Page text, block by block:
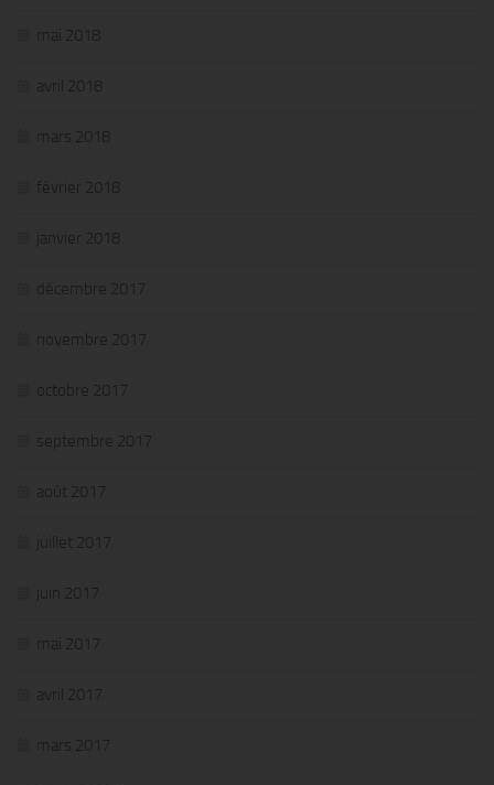
mai 2018
avril 2018
mars 2018
février 2018
janvier 2018
décembre 2017
novembre 2017
octobre 2017
septembre 2017
août 2017
juillet 2017
juin 2017
mai 2017
avril 2017
mars 2017